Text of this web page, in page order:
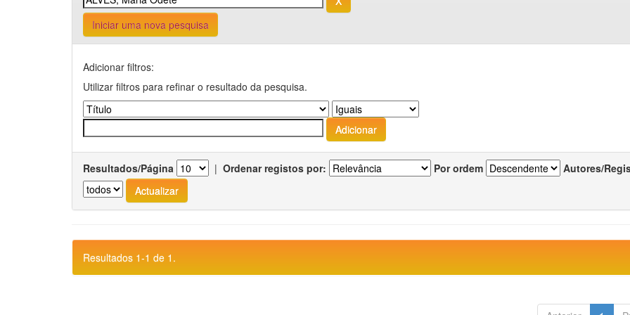
Iniciar uma nova pesquisa
Adicionar filtros:
Utilizar filtros para refinar o resultado da pesquisa.
Resultados/Página | Ordenar registos por: Por ordem Autores/
Resultados 1-1 de 1.